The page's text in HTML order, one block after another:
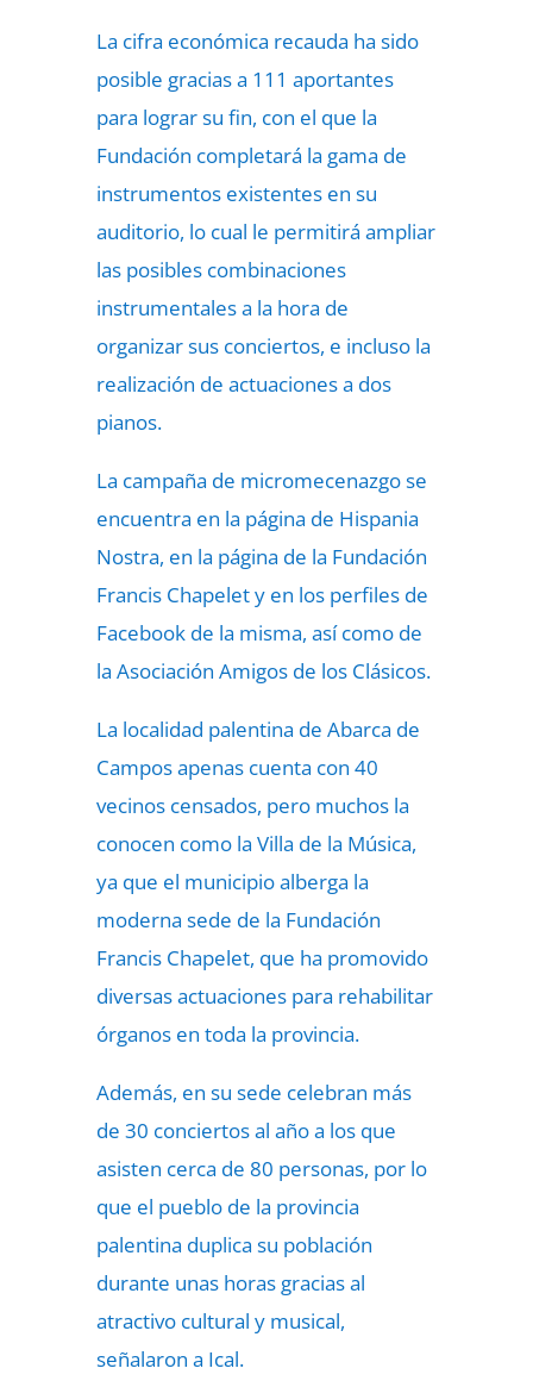
La cifra económica recauda ha sido
posible gracias a 111 aportantes
para lograr su fin, con el que la
Fundación completará la gama de
instrumentos existentes en su
auditorio, lo cual le permitirá ampliar
las posibles combinaciones
instrumentales a la hora de
organizar sus conciertos, e incluso la
realización de actuaciones a dos
pianos.
La campaña de micromecenazgo se
encuentra en la página de Hispania
Nostra, en la página de la Fundación
Francis Chapelet y en los perfiles de
Facebook de la misma, así como de
la Asociación Amigos de los Clásicos.
La localidad palentina de Abarca de
Campos apenas cuenta con 40
vecinos censados, pero muchos la
conocen como la Villa de la Música,
ya que el municipio alberga la
moderna sede de la Fundación
Francis Chapelet, que ha promovido
diversas actuaciones para rehabilitar
órganos en toda la provincia.
Además, en su sede celebran más
de 30 conciertos al año a los que
asisten cerca de 80 personas, por lo
que el pueblo de la provincia
palentina duplica su población
durante unas horas gracias al
atractivo cultural y musical,
señalaron a Ical.